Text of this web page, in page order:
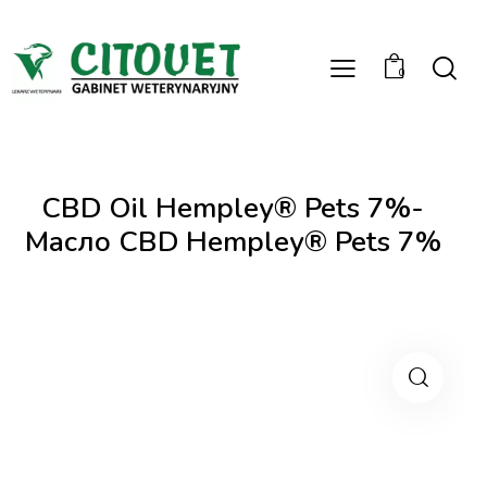
0
CBD Oil Hempley® Pets 7%-
Масло CBD Hempley® Pets 7%